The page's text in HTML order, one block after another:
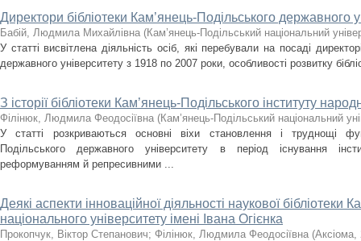
Директори бібліотеки Кам’янець-Подільського державного
Бабій, Людмила Михайлівна (Кам’янець-Подільський національний
У статті висвітлена діяльність осіб, які перебували на посаді
державного університету з 1918 по 2007 роки, особливості розвитку
З історії бібліотеки Кам’янець-Подільського інституту
Філінюк, Людмила Феодосіївна (Кам’янець-Подільський національний
У статті розкриваються основні віхи становлення і труднощі
Подільського державного університету в період існування
реформуванням й репресивними ...
Деякі аспекти інноваційної діяльності наукової бібліотеки
національного університету імені Івана Огієнка
Прокопчук, Віктор Степанович; Філінюк, Людмила Феодосіївна (Аксіома,